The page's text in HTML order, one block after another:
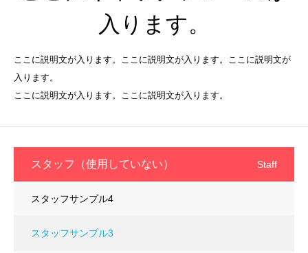
入ります。
ここに説明文が入ります。ここに説明文が入ります。ここに説明文が
入ります。
ここに説明文が入ります。ここに説明文が入ります。
スタッフ（使用していない） Staff
スタッフサンプル4
スタッフサンプル3